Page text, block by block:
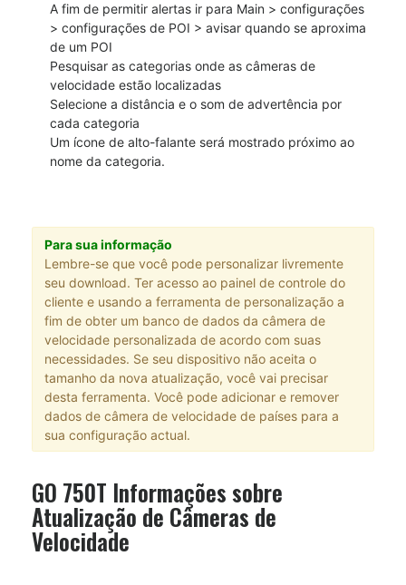
A fim de permitir alertas ir para Main > configurações
> configurações de POI > avisar quando se aproxima
de um POI
Pesquisar as categorias onde as câmeras de
velocidade estão localizadas
Selecione a distância e o som de advertência por
cada categoria
Um ícone de alto-falante será mostrado próximo ao
nome da categoria.
Para sua informação
Lembre-se que você pode personalizar livremente
seu download. Ter acesso ao painel de controle do
cliente e usando a ferramenta de personalização a
fim de obter um banco de dados da câmera de
velocidade personalizada de acordo com suas
necessidades. Se seu dispositivo não aceita o
tamanho da nova atualização, você vai precisar
desta ferramenta. Você pode adicionar e remover
dados de câmera de velocidade de países para a
sua configuração actual.
GO 750T Informações sobre
Atualização de Câmeras de
Velocidade